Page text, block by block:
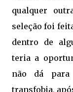
qualquer
seleção foi
dentro de
teria a
não dá
transfobia,